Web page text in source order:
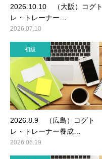
2026.10.10 （大阪）コグト
レ・トレーナー…
2026.07.10
初級
2026.8.9 （広島）コグト
レ・トレーナー養成…
2026.06.19